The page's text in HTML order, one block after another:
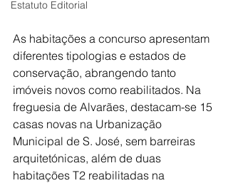
Estatuto Editorial
As habitações a concurso apresentam
diferentes tipologias e estados de
conservação, abrangendo tanto
imóveis novos como reabilitados. Na
freguesia de Alvarães, destacam-se 15
casas novas na Urbanização
Municipal de S. José, sem barreiras
arquitetónicas, além de duas
habitações T2 reabilitadas na